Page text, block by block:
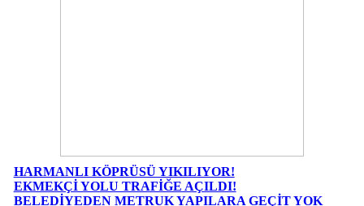
HARMANLI KÖPRÜSÜ YIKILIYOR!
EKMEKÇİ YOLU TRAFİĞE AÇILDI!
BELEDİYEDEN METRUK YAPILARA GEÇİT YOK